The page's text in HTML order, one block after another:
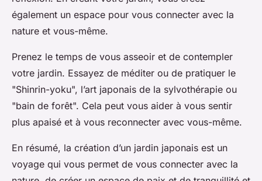
également un espace pour vous connecter avec la
nature et vous-même.
Prenez le temps de vous asseoir et de contempler
votre jardin. Essayez de méditer ou de pratiquer le
"Shinrin-yoku", l’art japonais de la sylvothérapie ou
"bain de forêt". Cela peut vous aider à vous sentir
plus apaisé et à vous reconnecter avec vous-même.
En résumé, la création d’un jardin japonais est un
voyage qui vous permet de vous connecter avec la